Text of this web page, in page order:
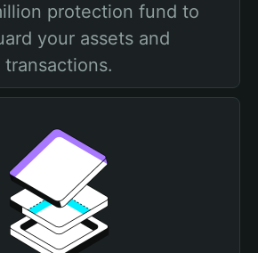
protection fund to
your assets and
transactions.